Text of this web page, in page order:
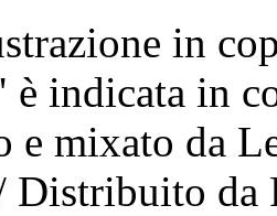
in
è indicata in
e mixato da
Distribuito da